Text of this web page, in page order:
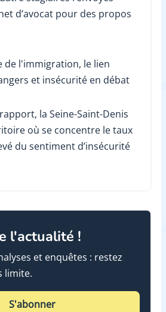
d’avocat pour des propos
de l'immigration, le lien
et insécurité en débat
la Seine-Saint-Denis
où se concentre le taux
du sentiment d’insécurité
l'actualité !
et enquêtes : restez
limite.
S'abonner